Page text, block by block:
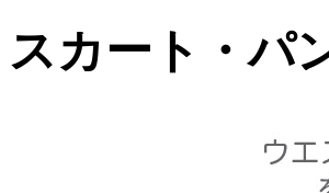
スカート・パ